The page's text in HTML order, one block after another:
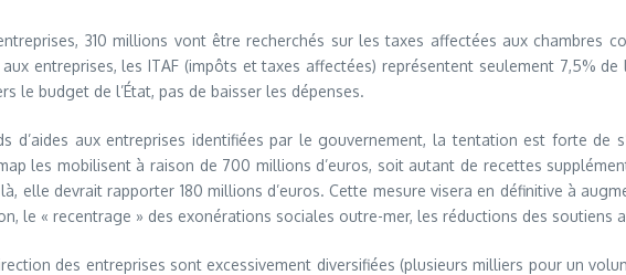
310 millions vont être recherchés sur les taxes affectées aux chambres
entreprises, les ITAF (impôts et taxes affectées) représentent seulement 7,5% de
le budget de l’État, pas de baisser les dépenses.
d’aides aux entreprises identifiées par le gouvernement, la tentation est forte de
les mobilisent à raison de 700 millions d’euros, soit autant de recettes
elle devrait rapporter 180 millions d’euros. Cette mesure visera en définitive à
le « recentrage » des exonérations sociales outre-mer, les réductions des soutiens
des entreprises sont excessivement diversifiées (plusieurs milliers pour un